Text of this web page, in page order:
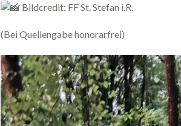
Bildcredit: FF St. Stefan i.R.
(Bei Quellengabe honorarfrei)